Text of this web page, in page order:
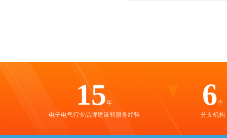
15年
电子电气行业品牌建设和服务经验
6个
分支机构